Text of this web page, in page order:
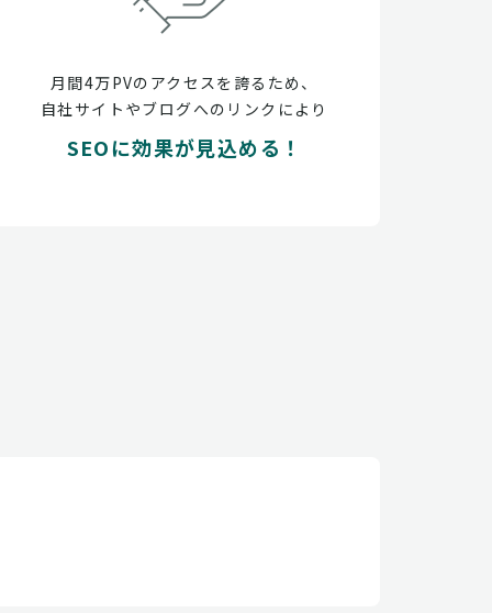
月間4万PVのアクセスを誇るため、
自社サイトやブログへのリンクにより
SEOに効果が見込める！